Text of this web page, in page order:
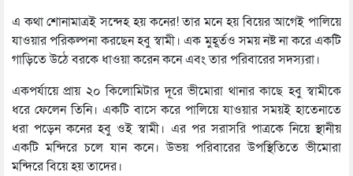
এ কথা শোনামাত্রই সন্দেহ হয় কনের! তার মনে হয় বিয়ের আগেই পালিয়ে
যাওয়ার পরিকল্পনা করছেন হবু স্বামী। এক মুহূর্তও সময় নষ্ট না করে একটি
গাড়িতে উঠে বরকে ধাওয়া করেন কনে এবং তার পরিবারের সদস্যরা।
একপর্যায়ে প্রায় ২০ কিলোমিটার দূরে ভীমোরা থানার কাছে হবু স্বামীকে
ধরে ফেলেন তিনি। একটি বাসে করে পালিয়ে যাওয়ার সময়ই হাতেনাতে
ধরা পড়েন কনের হবু ওই স্বামী। এর পর সরাসরি পাত্রকে নিয়ে স্থানীয়
একটি মন্দিরে চলে যান কনে। উভয় পরিবারের উপস্থিতিতে ভীমোরা
মন্দিরে বিয়ে হয় তাদের।